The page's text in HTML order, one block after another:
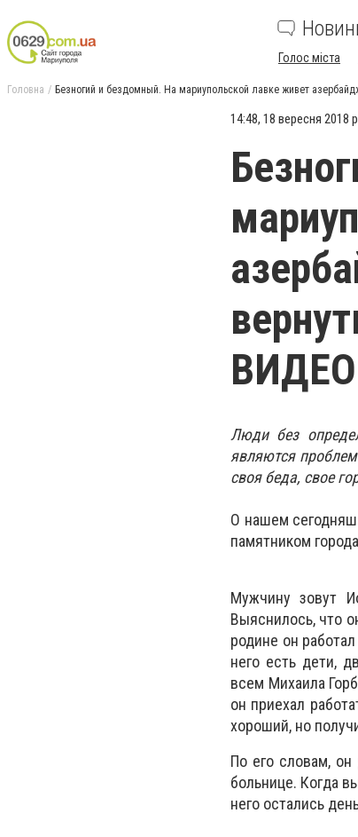
Голос міста
Головна Безногий и бездомный. На мариупольской лавке живет
14:48, 18 вересня 2018 р.
ВИДЕО
Люди без
являются
своя беда, свое
О нашем
памятником
Мужчину зовут
Выяснилось, что
родине он
него есть дети,
всем Михаила
он приехал
хороший, но
По его словам,
больнице. Когда
него остались